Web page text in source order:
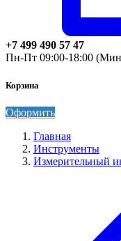
+7 499 490 57 47
Пн-Пт 09:00-18:00
Корзина
Оформить
Главная
Инструменты
Измерительный